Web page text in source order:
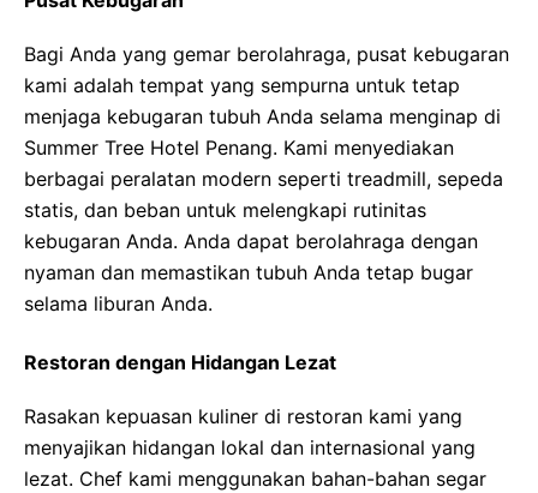
Bagi Anda yang gemar berolahraga, pusat kebugaran
kami adalah tempat yang sempurna untuk tetap
menjaga kebugaran tubuh Anda selama menginap di
Summer Tree Hotel Penang. Kami menyediakan
berbagai peralatan modern seperti treadmill, sepeda
statis, dan beban untuk melengkapi rutinitas
kebugaran Anda. Anda dapat berolahraga dengan
nyaman dan memastikan tubuh Anda tetap bugar
selama liburan Anda.
Restoran dengan Hidangan Lezat
Rasakan kepuasan kuliner di restoran kami yang
menyajikan hidangan lokal dan internasional yang
lezat. Chef kami menggunakan bahan-bahan segar